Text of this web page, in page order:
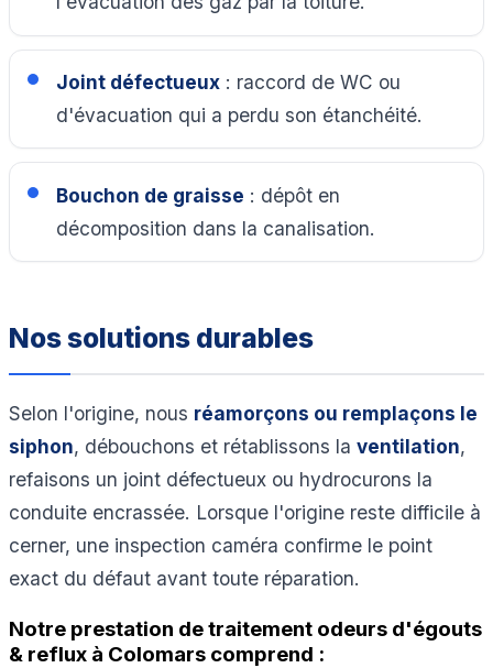
Joint défectueux: raccord de WC ou
d'évacuation qui a perdu son étanchéité.
Bouchon de graisse : dépôt en
décomposition dans la canalisation.
Nos solutions durables
Selon l'origine, nous réamorçons ou remplaçons le
siphon, débouchons et rétablissons la ventilation,
refaisons un joint défectueux ou hydrocurons la
conduite encrassée. Lorsque l'origine reste difficile à
cerner, une inspection caméra confirme le point
exact du défaut avant toute réparation.
Notre prestation de traitement odeurs d'égouts
& reflux à Colomars comprend :